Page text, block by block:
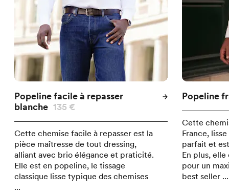
Popeline facile à repasser
blanche 135 €
Cette chemise facile à repasser est la
pièce maîtresse de tout dressing,
alliant avec brio élégance et praticité.
Elle est en popeline, le tissage
classique lisse typique des chemises
...
Popeline
Cette
France,
parfait et
En plus,
pour un
best seller ...